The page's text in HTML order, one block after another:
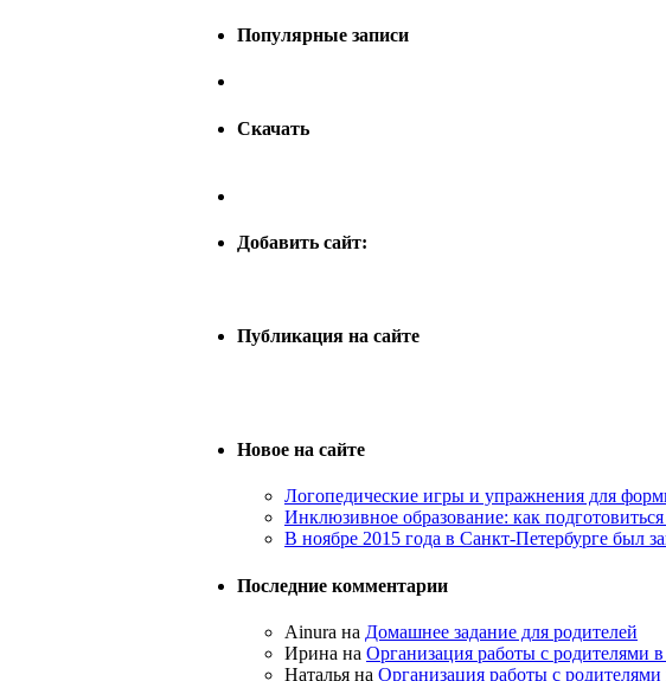
Популярные записи
Скачать
Добавить сайт:
Публикация на сайте
Новое на сайте
Логопедические игры и упражнения для
Инклюзивное образование: как
В ноябре 2015 года в Санкт-Петербурге был
Последние комментарии
Ainura на Домашнее задание для родителей
Ирина на Организация работы с родителями
Наталья на Организация работы с родителями